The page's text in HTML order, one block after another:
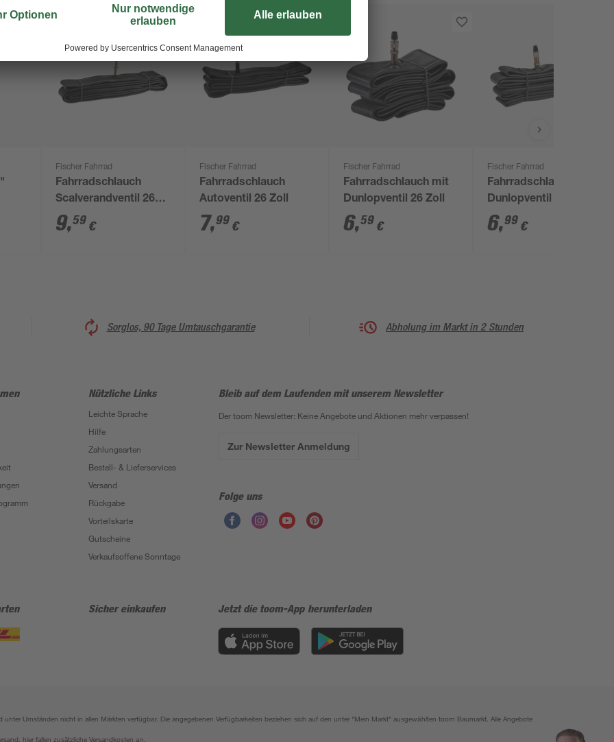
Fischer Fahrrad
Fahrradschlauch
Scalverandventil 26
Zoll
9,59 €
Fischer Fahrrad
Fahrradschlauch
Autoventil 26 Zoll
7,99 €
Fischer Fahrrad
Fahrradschlauch mit
Dunlopventil 26 Zoll
6,59 €
Fischer Fahrrad
Fahrradschlauch
Dunlopventil 28 Zoll
6,99 €
Sorglos, 90 Tage Umtauschgarantie Abholung im Markt in 2 Stunden
Nützliche Links
Leichte Sprache
Hilfe
Zahlungsarten
Bestell- & Lieferservices
Versand
Rückgabe
Vorteilskarte
Gutscheine
Verkaufsoffene Sonntage
Bleib auf dem Laufenden mit unserem Newsletter
Der toom Newsletter: Keine Angebote und Aktionen mehr verpassen!
Zur Newsletter Anmeldung
Folge uns
Sicher einkaufen Jetzt die toom-App herunterladen
Umständen nicht in allen Märkten verfügbar. Die angegebenen Verfügbarkeiten beziehen sich auf den unter "Mein Markt" ausgewählten toom Baumarkt. Alle Angebote
hier fallen zusätzliche Versandkosten an.